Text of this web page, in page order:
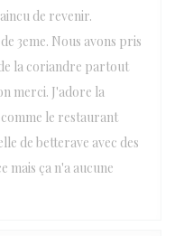
de revenir.
3eme. Nous avons pris
la coriandre partout
merci. J'adore la
le restaurant
de betterave avec des
mais ça n'a aucune